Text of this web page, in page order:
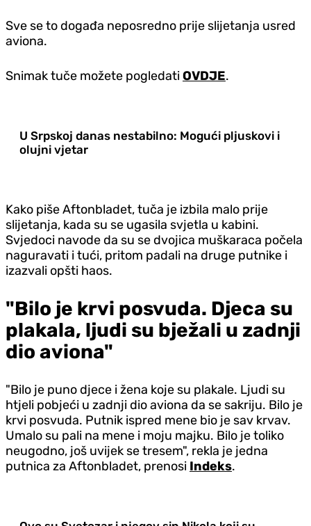
Sve se to događa neposredno prije slijetanja usred
aviona.
Snimak tuče možete pogledatiOVDJE.
U Srpskoj danas nestabilno: Mogući pljuskovi i
olujni vjetar
Kako piše Aftonbladet, tuča je izbila malo prije
slijetanja, kada su se ugasila svjetla u kabini.
Svjedoci navode da su se dvojica muškaraca počela
naguravati i tući, pritom padali na druge putnike i
izazvali opšti haos.
"Bilo je krvi posvuda. Djeca su
plakala, ljudi su bježali u zadnji
dio aviona"
"Bilo je puno djece i žena koje su plakale. Ljudi su
htjeli pobjeći u zadnji dio aviona da se sakriju. Bilo je
krvi posvuda. Putnik ispred mene bio je sav krvav.
Umalo su pali na mene i moju majku. Bilo je toliko
neugodno, još uvijek se tresem", rekla je jedna
putnica za Aftonbladet, prenosi Indeks.